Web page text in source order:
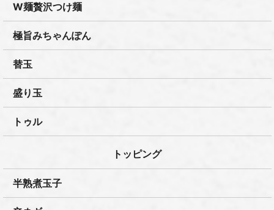
W麺贅沢つけ麺
極旨みちゃんぽん
替玉
盛り玉
トゥル
トッピング
半熟煮玉子